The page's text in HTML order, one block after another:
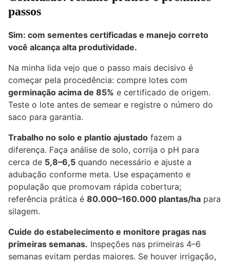
passos
Sim: com sementes certificadas e manejo correto
você alcança alta produtividade.
Na minha lida vejo que o passo mais decisivo é
começar pela procedência: compre lotes com
germinação acima de 85% e certificado de origem.
Teste o lote antes de semear e registre o número do
saco para garantia.
Trabalho no solo e plantio ajustado fazem a
diferença. Faça análise de solo, corrija o pH para
cerca de 5,8–6,5 quando necessário e ajuste a
adubação conforme meta. Use espaçamento e
população que promovam rápida cobertura;
referência prática é 80.000–160.000 plantas/ha para
silagem.
Cuide do estabelecimento e monitore pragas nas
primeiras semanas. Inspeções nas primeiras 4–6
semanas evitam perdas maiores. Se houver irrigação,